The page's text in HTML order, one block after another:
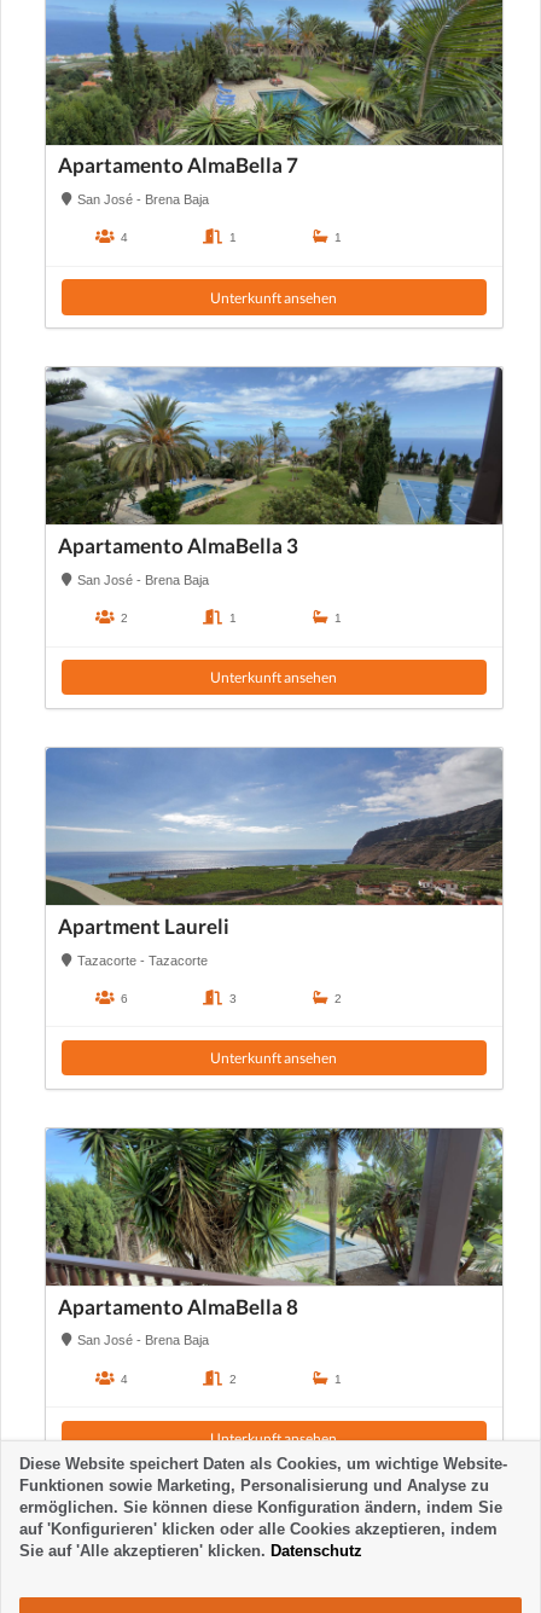
Apartamento AlmaBella 7
San José - Brena Baja
4 1 1
Unterkunft ansehen
Apartamento AlmaBella 3
San José - Brena Baja
2 1 1
Unterkunft ansehen
Apartment Laureli
Tazacorte - Tazacorte
6 3 2
Unterkunft ansehen
Apartamento AlmaBella 8
San José - Brena Baja
4 2 1
Unterkunft ansehen
Diese Website speichert Daten als Cookies, um wichtige Website-
Funktionen sowie Marketing, Personalisierung und Analyse zu
ermöglichen. Sie können diese Konfiguration ändern, indem Sie
auf 'Konfigurieren' klicken oder alle Cookies akzeptieren, indem
Sie auf 'Alle akzeptieren' klicken. Datenschutz